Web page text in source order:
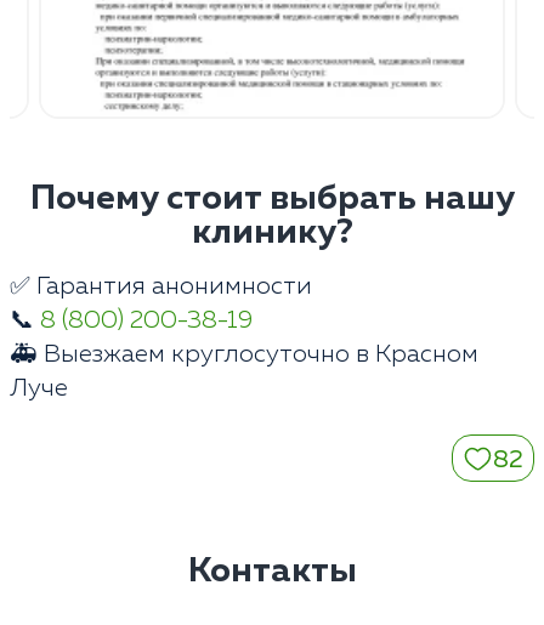
Почему стоит выбрать нашу
клинику?
✅ Гарантия анонимности
📞 8 (800) 200-38-19
🚑 Выезжаем круглосуточно в Красном
Луче
82
Контакты